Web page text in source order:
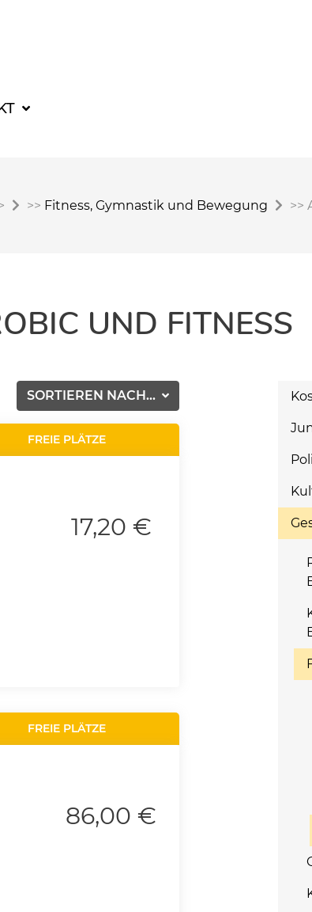
>> Fitness, Gymnastik und Bewegung >>
UND FITNESS
SORTIEREN NACH...
FREIE PLÄTZE
17,20 €
FREIE PLÄTZE
86,00 €